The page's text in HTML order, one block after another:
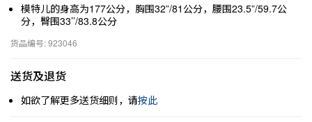
模特儿的身高为177公分，胸围32”/81公分，腰围23.5”/59.7公
分，臀围33’’/83.8公分
货品编号: 923046
送货及退货
如欲了解更多送货细则，请按此